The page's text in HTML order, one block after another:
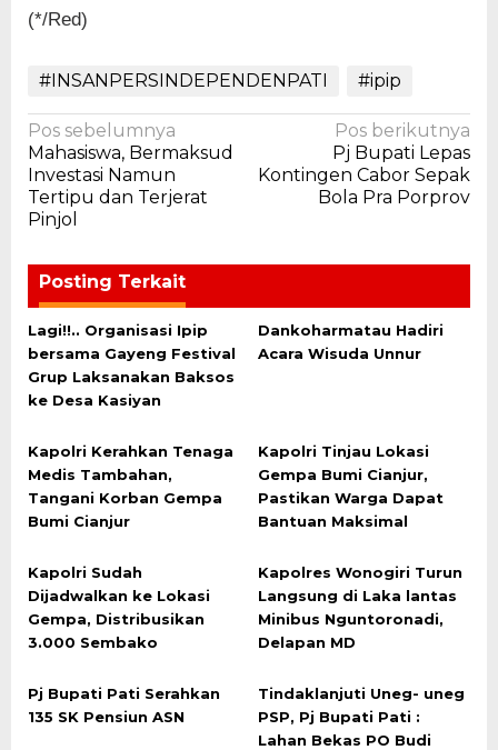
(*/Red)
#INSANPERSINDEPENDENPATI #ipip
Navigasi
pos
Pos sebelumnya
Mahasiswa, Bermaksud
Investasi Namun
Tertipu dan Terjerat
Pinjol
Pos berikutnya
Pj Bupati Lepas
Kontingen Cabor Sepak
Bola Pra Porprov
Posting Terkait
Lagi!!.. Organisasi Ipip
bersama Gayeng Festival
Grup Laksanakan Baksos
ke Desa Kasiyan
Dankoharmatau Hadiri
Acara Wisuda Unnur
Kapolri Kerahkan Tenaga
Medis Tambahan,
Tangani Korban Gempa
Bumi Cianjur
Kapolri Tinjau Lokasi
Gempa Bumi Cianjur,
Pastikan Warga Dapat
Bantuan Maksimal
Kapolri Sudah
Dijadwalkan ke Lokasi
Gempa, Distribusikan
3.000 Sembako
Kapolres Wonogiri Turun
Langsung di Laka lantas
Minibus Nguntoronadi,
Delapan MD
Pj Bupati Pati Serahkan
135 SK Pensiun ASN
Tindaklanjuti Uneg- uneg
PSP, Pj Bupati Pati :
Lahan Bekas PO Budi